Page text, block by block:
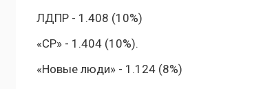
ЛДПР - 1.408 (10%)
«СР» - 1.404 (10%).
«Новые люди» - 1.124 (8%)